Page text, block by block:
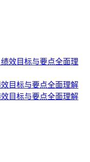
目标与要点全面理解
目标与要点全面理解